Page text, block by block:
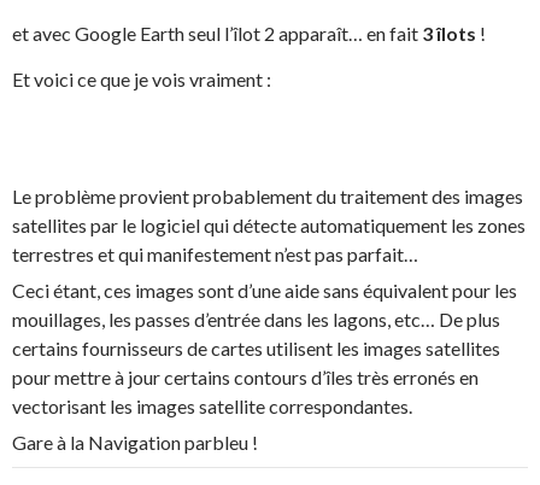
et avec Google Earth seul l’îlot 2 apparaît… en fait 3 îlots !
Et voici ce que je vois vraiment :
Le problème provient probablement du traitement des images
satellites par le logiciel qui détecte automatiquement les zones
terrestres et qui manifestement n’est pas parfait…
Ceci étant, ces images sont d’une aide sans équivalent pour les
mouillages, les passes d’entrée dans les lagons, etc… De plus
certains fournisseurs de cartes utilisent les images satellites
pour mettre à jour certains contours d’îles très erronés en
vectorisant les images satellite correspondantes.
Gare à la Navigation parbleu !